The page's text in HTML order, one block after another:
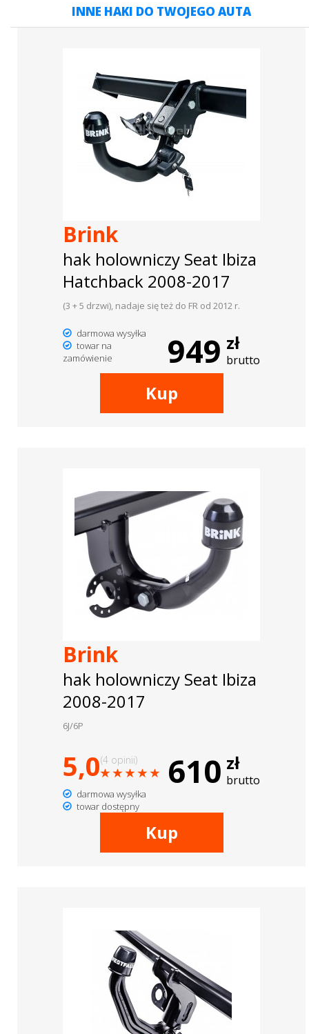
INNE HAKI DO TWOJEGO AUTA
Brink
hak holowniczy Seat Ibiza
Hatchback 2008-2017
(3 + 5 drzwi), nadaje się też do FR od 2012 r.
darmowa wysyłka
towar na
zamówienie
949 zł
brutto
Kup
Brink
hak holowniczy Seat Ibiza
2008-2017
6J/6P
5,0(4 opinii)
darmowa wysyłka
towar dostępny
610 zł
brutto
Kup